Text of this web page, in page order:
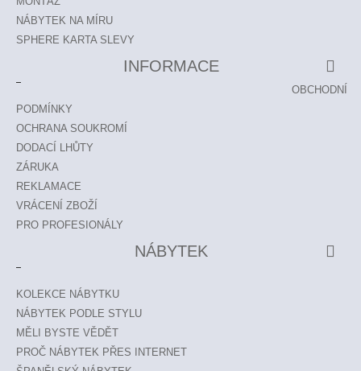
NÁBYTEK NA MÍRU
SPHERE KARTA SLEVY
INFORMACE
OBCHODNÍ
PODMÍNKY
OCHRANA SOUKROMÍ
DODACÍ LHŮTY
ZÁRUKA
REKLAMACE
VRÁCENÍ ZBOŽÍ
PRO PROFESIONÁLY
NÁBYTEK
KOLEKCE NÁBYTKU
NÁBYTEK PODLE STYLU
MĚLI BYSTE VĚDĚT
PROČ NÁBYTEK PŘES INTERNET